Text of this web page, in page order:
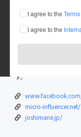
I agree to the
I agree to the
これまでに24回支援
在住国：日本 現在地：
出身国：未設定
『あたらしい働き方』
里桃子と、コミュニテ
す。
micro-influencer.net/
joshimane.jp/